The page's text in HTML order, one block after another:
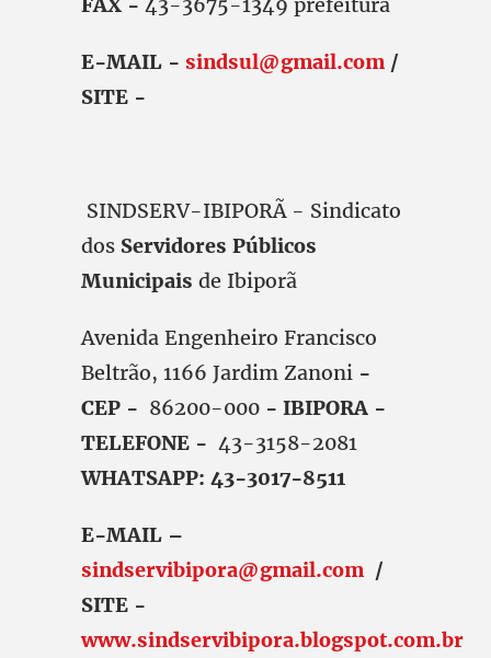
E-MAIL - sindsul@gmail.com /
SITE -
SINDSERV-IBIPORÃ - Sindicato
dos Servidores Públicos
Municipais de Ibiporã
Avenida Engenheiro Francisco
Beltrão, 1166 Jardim Zanoni -
CEP - 86200-000 - IBIPORA -
TELEFONE - 43-3158-2081
WHATSAPP: 43-3017-8511
E-MAIL –
sindservibipora@gmail.com /
SITE -
www.sindservibipora.blogspot.com.br